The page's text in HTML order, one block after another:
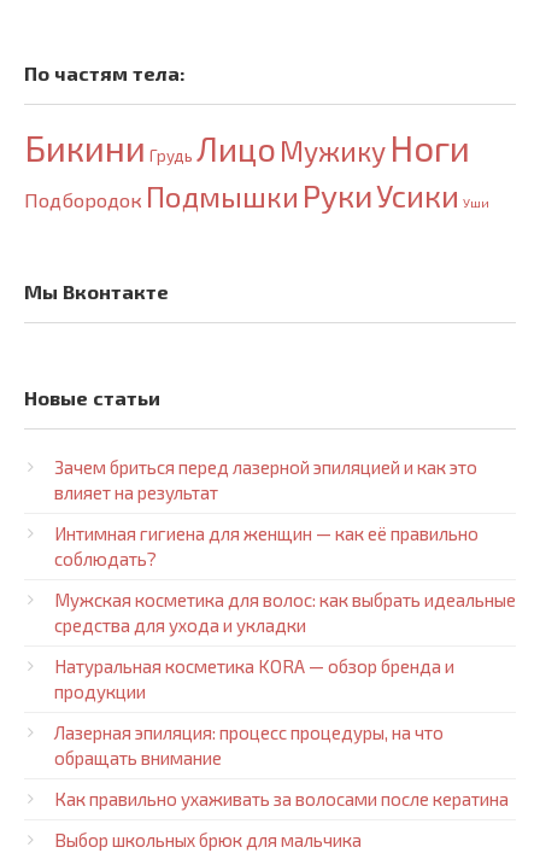
По частям тела:
Бикини Грудь Лицо Мужику Ноги
Подбородок Подмышки РукиУсики Уши
Мы Вконтакте
Новые статьи
Зачем бриться перед лазерной эпиляцией и как это
влияет на результат
Интимная гигиена для женщин — как её правильно
соблюдать?
Мужская косметика для волос: как выбрать идеальные
средства для ухода и укладки
Натуральная косметика KORA — обзор бренда и
продукции
Лазерная эпиляция: процесс процедуры, на что
обращать внимание
Как правильно ухаживать за волосами после кератина
Выбор школьных брюк для мальчика